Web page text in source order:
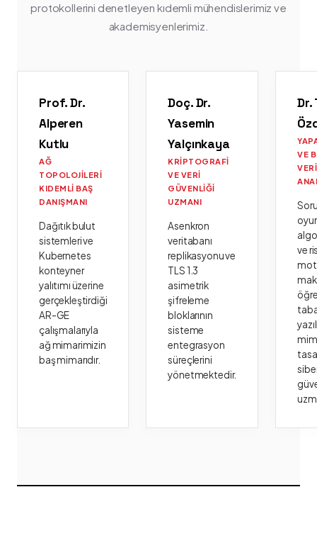
protokollerini denetleyen kıdemli mühendislerimiz ve
akademisyenlerimiz.
Prof. Dr.
Alperen
Kutlu
AĞ
TOPOLOJILERI
KIDEMLI BAŞ
DANIŞMANI
Dağıtık bulut
sistemleri ve
Kubernetes
konteyner
yalıtımı üzerine
gerçekleştirdiği
AR-GE
çalışmalarıyla
ağ mimarimizin
baş mimarıdır.
Doç. Dr.
Yasemin
Yalçınkaya
KRIPTOGRAFI
VE VERI
GÜVENLIĞI
UZMANI
Asenkron
veritabanı
replikasyonu ve
TLS 1.3
asimetrik
şifreleme
bloklarının
sisteme
entegrasyon
süreçlerini
yönetmektedir.
Dr.
VE
VERI
ve